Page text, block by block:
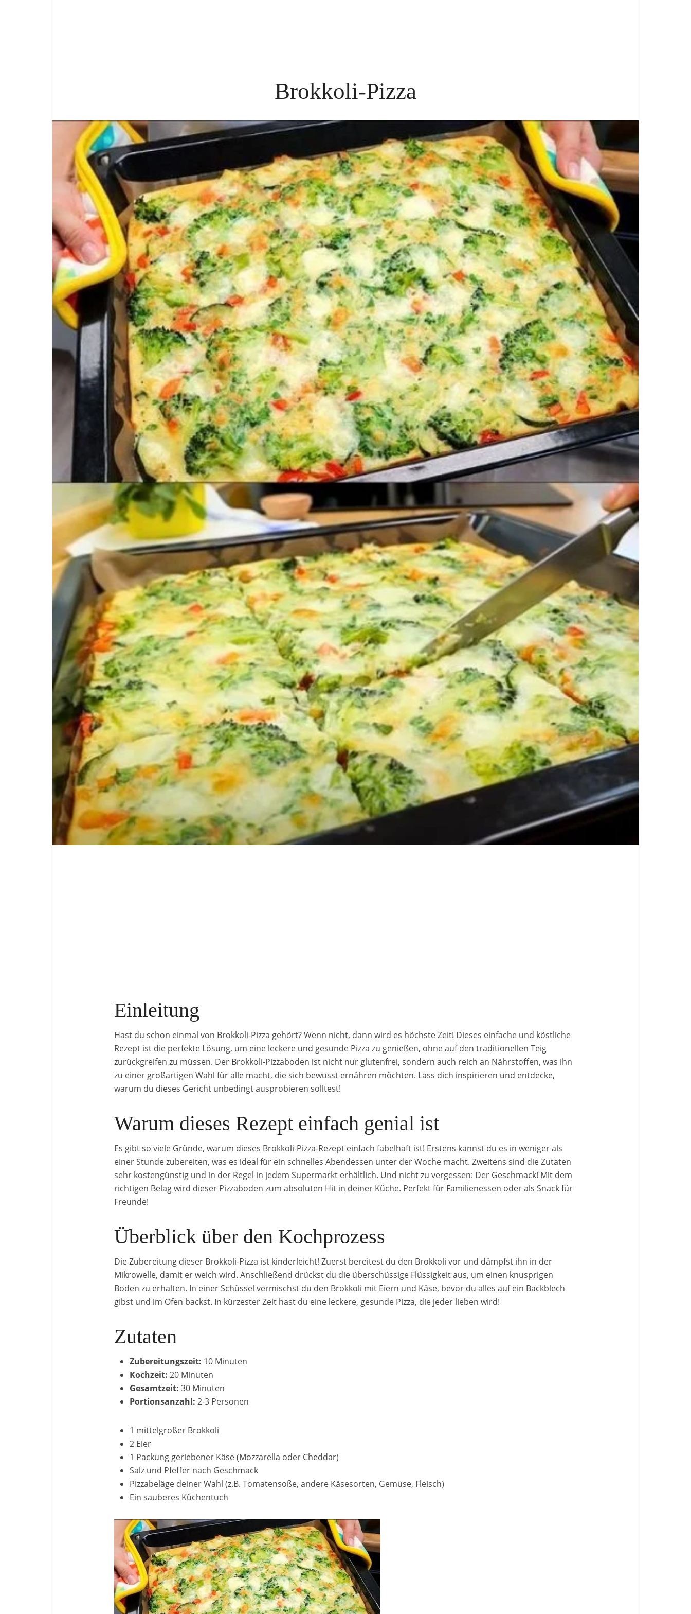
Brokkoli-Pizza
Einleitung
Hast du schon einmal von Brokkoli-Pizza gehört? Wenn nicht, dann wird es höchste Zeit! Dieses einfache und köstliche
Rezept ist die perfekte Lösung, um eine leckere und gesunde Pizza zu genießen, ohne auf den traditionellen Teig
zurückgreifen zu müssen. Der Brokkoli-Pizzaboden ist nicht nur glutenfrei, sondern auch reich an Nährstoffen, was ihn
zu einer großartigen Wahl für alle macht, die sich bewusst ernähren möchten. Lass dich inspirieren und entdecke,
warum du dieses Gericht unbedingt ausprobieren solltest!
Warum dieses Rezept einfach genial ist
Es gibt so viele Gründe, warum dieses Brokkoli-Pizza-Rezept einfach fabelhaft ist! Erstens kannst du es in weniger als
einer Stunde zubereiten, was es ideal für ein schnelles Abendessen unter der Woche macht. Zweitens sind die Zutaten
sehr kostengünstig und in der Regel in jedem Supermarkt erhältlich. Und nicht zu vergessen: Der Geschmack! Mit dem
richtigen Belag wird dieser Pizzaboden zum absoluten Hit in deiner Küche. Perfekt für Familienessen oder als Snack für
Freunde!
Überblick über den Kochprozess
Die Zubereitung dieser Brokkoli-Pizza ist kinderleicht! Zuerst bereitest du den Brokkoli vor und dämpfst ihn in der
Mikrowelle, damit er weich wird. Anschließend drückst du die überschüssige Flüssigkeit aus, um einen knusprigen
Boden zu erhalten. In einer Schüssel vermischst du den Brokkoli mit Eiern und Käse, bevor du alles auf ein Backblech
gibst und im Ofen backst. In kürzester Zeit hast du eine leckere, gesunde Pizza, die jeder lieben wird!
Zutaten
Zubereitungszeit: 10 Minuten
Kochzeit: 20 Minuten
Gesamtzeit: 30 Minuten
Portionsanzahl: 2-3 Personen
1 mittelgroßer Brokkoli
2 Eier
1 Packung geriebener Käse (Mozzarella oder Cheddar)
Salz und Pfeffer nach Geschmack
Pizzabeläge deiner Wahl (z.B. Tomatensoße, andere Käsesorten, Gemüse, Fleisch)
Ein sauberes Küchentuch